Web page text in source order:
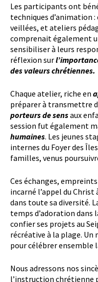
Les participants ont
techniques d’animation
veillées, et ateliers
comprenait également
sensibiliser à leurs
réflexion sur
des valeurs chrétiennes.
Chaque atelier, riche en
préparer à transmettre
porteurs de sensaux
session fut également
humaines. Les jeunes
internes du Foyer des
familles, venus
Ces échanges, empreints
incarné l’appel du
dans toute sa diversité.
temps d’adoration dans
confier ses projets au
récréative à la plage.
pour célébrer ensemble
Nous adressons nos
l’instruction chrétienne